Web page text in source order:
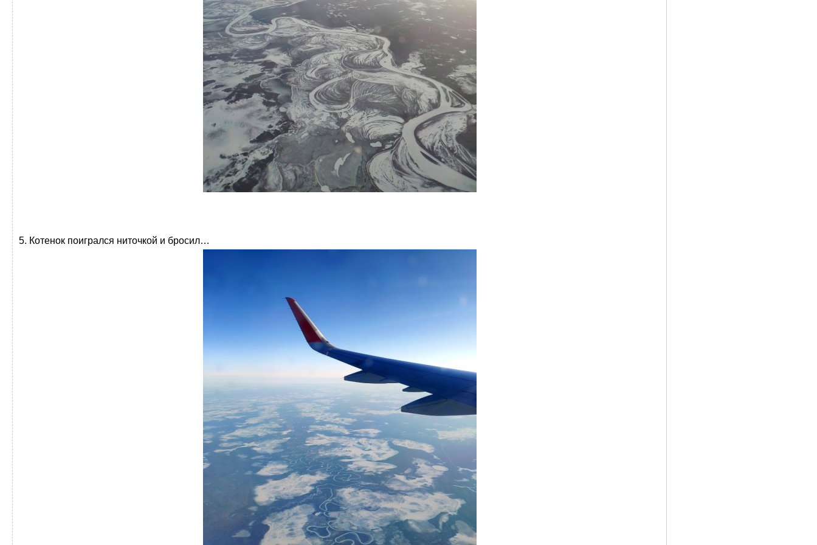
5. Котенок поигрался ниточкой и бросил…